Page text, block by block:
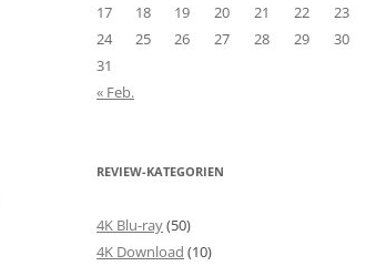
17
18 19 20 21 22
23
24
25 26 27 28 29
30
31
« Feb.
REVIEW-KATEGORIEN
4K Blu-ray(50)
4K Download (10)